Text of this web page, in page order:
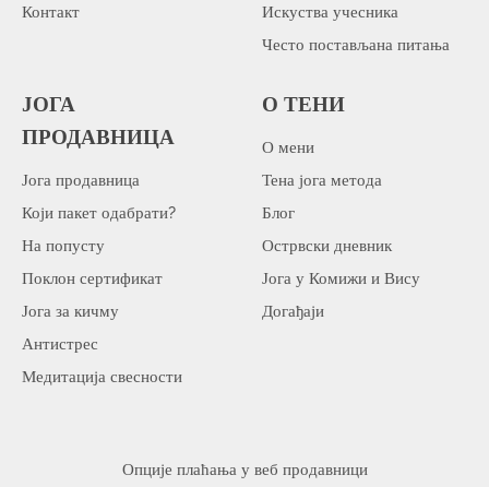
Контакт
Искуства учесника
Често постављана питања
ЈОГА
ПРОДАВНИЦА
Јога продавница
Који пакет одабрати?
На попусту
Поклон сертификат
Јога за кичму
Антистрес
Медитација свесности
О ТЕНИ
О мени
Тена јога метода
Блог
Острвски дневник
Јога у Комижи и Вису
Догађаји
Опције плаћања у веб продавници